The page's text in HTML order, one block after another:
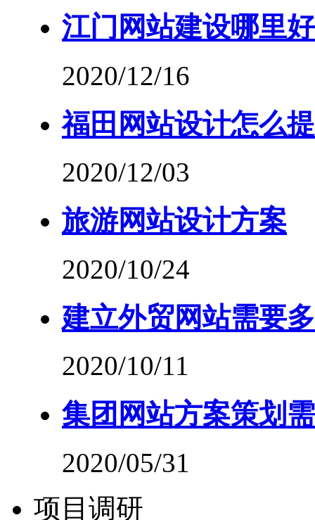
江门网站建设哪里
2020/12/16
福田网站设计怎么
2020/12/03
旅游网站设计方案
2020/10/24
建立外贸网站需要
2020/10/11
集团网站方案策划
2020/05/31
项目调研